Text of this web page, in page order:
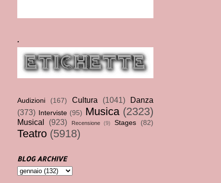
.
Audizioni (167) Cultura (1041)
Danza
(373)
Interviste (95) Musica (2323)
Musical (923) Recensione (9) Stages (82)
Teatro (5918)
BLOG ARCHIVE